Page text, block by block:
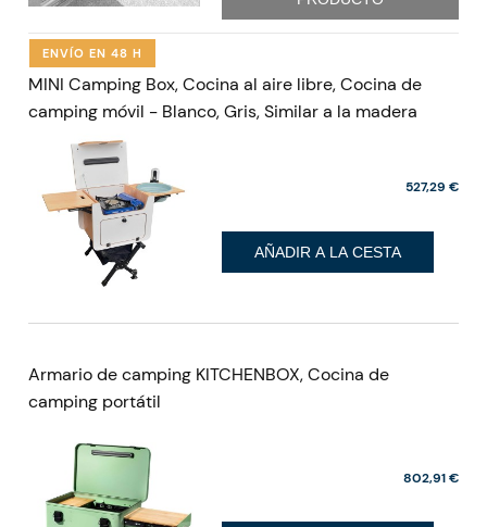
MINI Camping Box, Cocina al aire libre, Cocina de
camping móvil - Blanco, Gris, Similar a la madera
527,29 €
AÑADIR A LA CESTA
ENVÍO EN 48 H
Armario de camping KITCHENBOX, Cocina de
camping portátil
802,91 €